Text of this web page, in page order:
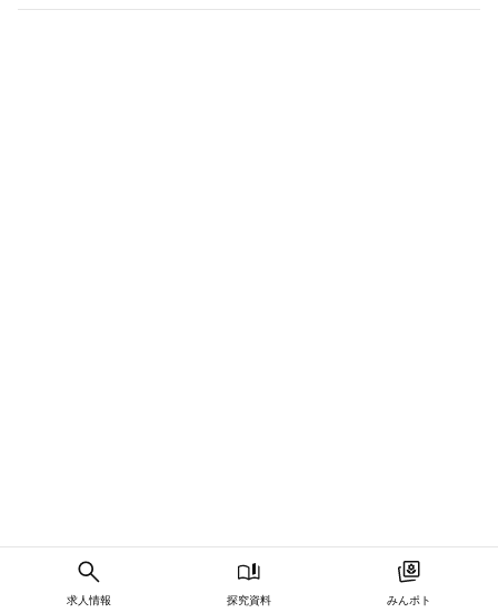
求人情報 探究資料 みんポト